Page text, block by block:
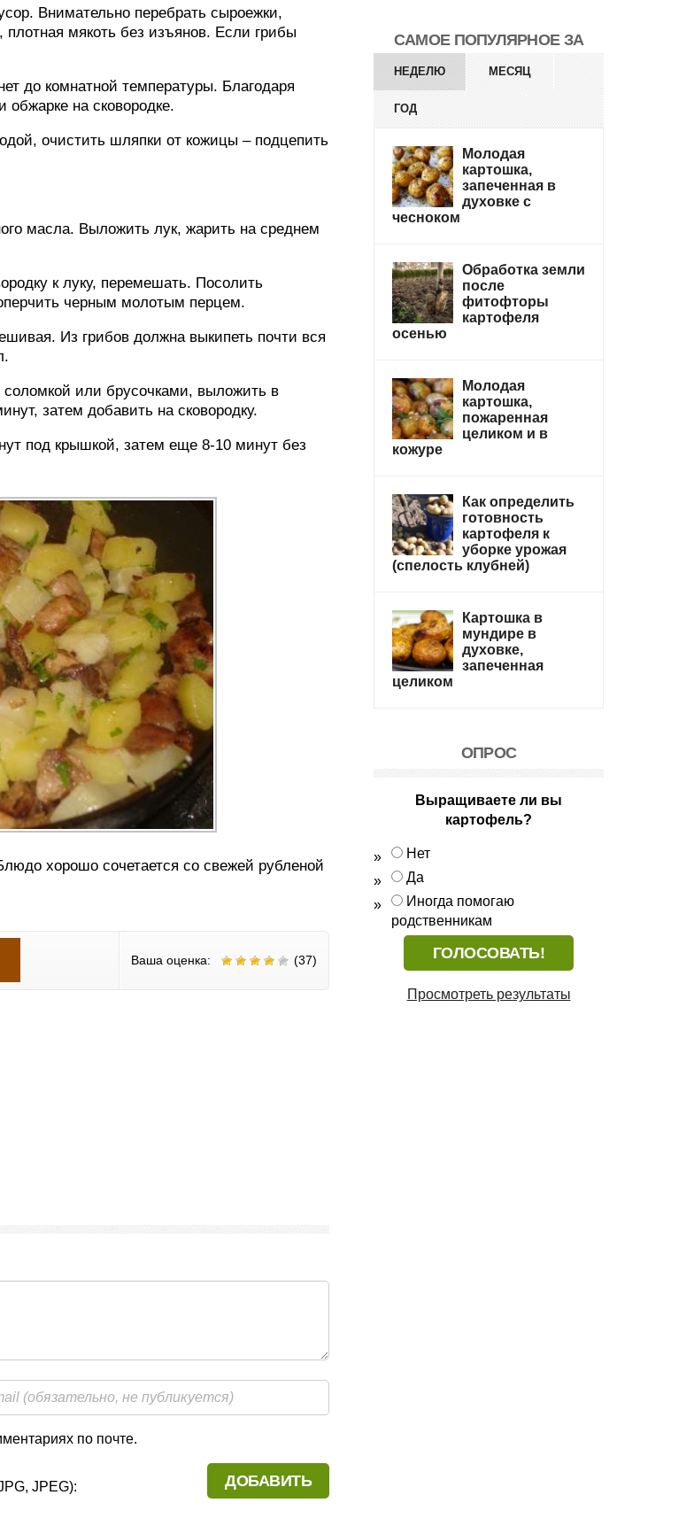
Внимательно перебрать сыроежки,
мякоть без изъянов. Если грибы
до комнатной температуры. Благодаря
на сковородке.
очистить шляпки от кожицы – подцепить
масла. Выложить лук, жарить на среднем
к луку, перемешать. Посолить
черным молотым перцем.
Из грибов должна выкипеть почти вся
соломкой или брусочками, выложить в
затем добавить на сковородку.
под крышкой, затем еще 8-10 минут без
хорошо сочетается со свежей рубленой
Ваша оценка: (37)
по почте.
JPEG):
САМОЕ ПОПУЛЯРНОЕ ЗА
НЕДЕЛЮ МЕСЯЦ
ГОД
Молодая
картошка,
запеченная в
духовке с
чесноком
Обработка земли
после
фитофторы
картофеля
осенью
Молодая
картошка,
пожаренная
целиком и в
кожуре
Как определить
готовность
картофеля к
уборке урожая
(спелость клубней)
Картошка в
мундире в
духовке,
запеченная
целиком
ОПРОС
Выращиваете ли вы
картофель?
Нет
Да
Иногда помогаю
родственникам
Просмотреть результаты